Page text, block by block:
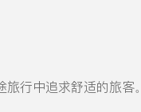
行中追求舒适的旅客。